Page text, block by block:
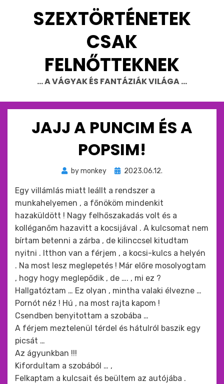
SZEXTÖRTÉNETEK
CSAK
FELNŐTTEKNEK
… A VÁGYAK ÉS FANTÁZIÁK VILÁGA …
JAJJ A PUNCIM ÉS A
POPSIM!
bymonkey
Beküldve
2023.06.12.
Egy villámlás miatt leállt a rendszer a
munkahelyemen , a főnököm mindenkit
hazaküldött ! Nagy felhőszakadás volt és a
kolléganőm hazavitt a kocsijával . A kulcsomat nem
bírtam betenni a zárba , de kilinccsel kitudtam
nyitni . Itthon van a férjem , a kocsi-kulcs a helyén
. Na most lesz meglepetés ! Már előre mosolyogtam
, hogy hogy meglepődik , de …. , mi ez ?
Hallgatóztam … Ez olyan , mintha valaki élvezne …
Pornót néz ! Hú , na most rajta kapom !
Csendben benyitottam a szobába …
A férjem meztelenül térdel és hátulról baszik egy
picsát …
Az ágyunkban !!!
Kifordultam a szobából … ,
Felkaptam a kulcsait és beültem az autójába .